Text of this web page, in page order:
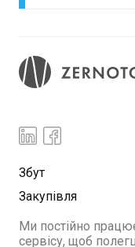
Збут
Закупівля
Ми постійно
сервісу, щоб